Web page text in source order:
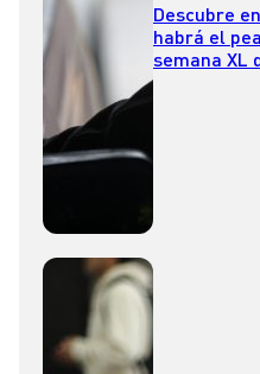
Descubre
habrá el
semana XL